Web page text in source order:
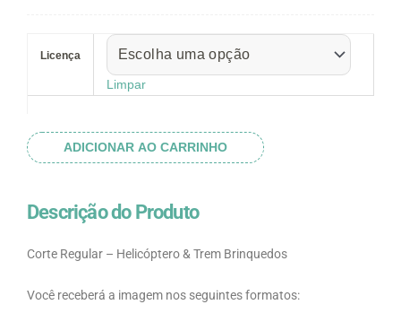
através
R$ 32.82
Licença
Limpar
Trem
ADICIONAR AO CARRINHO
Descrição do Produto
Corte Regular – Helicóptero & Trem Brinquedos
Você receberá a imagem nos seguintes formatos: